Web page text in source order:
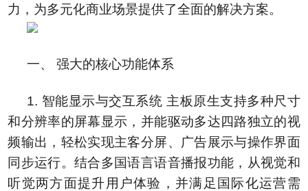
力，为多元化商业场景提供了全面的解决方案。
一、 强大的核心功能体系
1. 智能显示与交互系统 主板原生支持多种尺寸
和分辨率的屏幕显示，并能驱动多达四路独立的视
频输出，轻松实现主客分屏、广告展示与操作界面
同步运行。结合多国语言语音播报功能，从视觉和
听觉两方面提升用户体验，并满足国际化运营需